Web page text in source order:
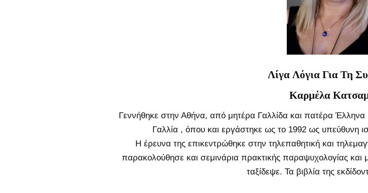
Λίγα Λόγια Για Τη
Καρμέλα
Γεννήθηκε στην Αθήνα, από μητέρα Γαλλίδα και πατέρα
Γαλλία , όπου και εργάστηκε ως το 1992 ως υπεύθυνη
Η έρευνα της επικεντρώθηκε στην τηλεπαθητική και
παρακολούθησε και σεμινάρια πρακτικής παραψυχολογίας
ταξίδεψε. Τα βιβλία της